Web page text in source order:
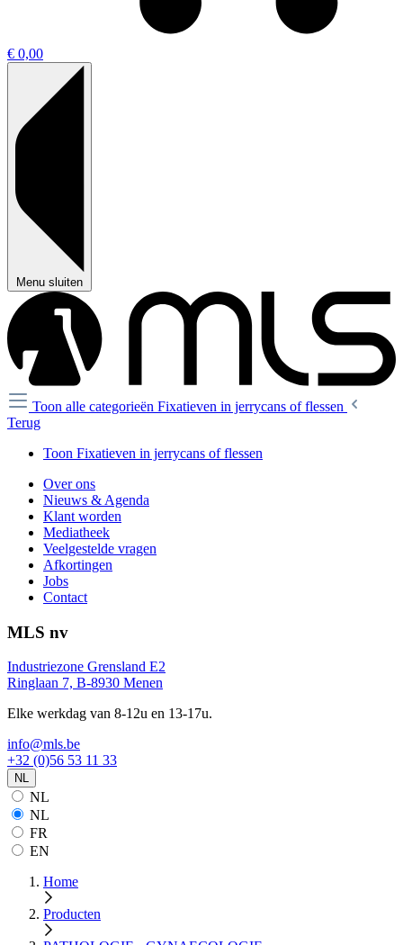
€ 0,00
Menu sluiten
Toon alle categorieën Fixatieven in jerrycans of flessen
Terug
Toon Fixatieven in jerrycans of flessen
Over ons
Nieuws & Agenda
Klant worden
Mediatheek
Veelgestelde vragen
Afkortingen
Jobs
Contact
MLS nv
Industriezone Grensland E2
Ringlaan 7, B-8930 Menen
Elke werkdag van 8-12u en 13-17u.
info@mls.be
+32 (0)56 53 11 33
NL
NL
NL
FR
EN
Home
Producten